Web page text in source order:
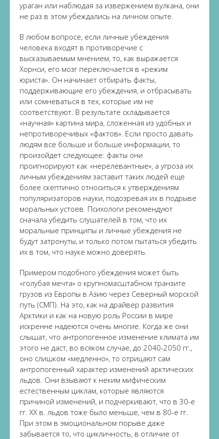
ураган или наблюдая за извержением вулкана, они
не раз в этом убеждались на личном опыте.
В любом вопросе, если личные убеждения
человека входят в противоречие с
высказываемым мнением, то, как выражается
Хорнси, его мозг переключается в «режим
юриста». Он начинает отбирать факты,
поддерживающие его убеждения, и отбрасывать
или сомневаться в тех, которые им не
соответствуют. В результате складывается
«научная» картина мира, сложенная из удобных и
непротиворечивых «фактов». Если просто давать
людям все больше и больше информации, то
произойдет следующее: факты они
проигнорируют как «нерелевантные», а угроза их
личным убеждениям заставит таких людей еще
более скептично относиться к утверждениям
популяризаторов науки, подозревая их в подрыве
моральных устоев. Психологи рекомендуют
сначала убедить слушателей в том, что их
моральные принципы и личные убеждения не
будут затронуты, и только потом пытаться убедить
их в том, что науке можно доверять.
Примером подобного убеждения может быть
«голубая мечта» о крупномасштабном транзите
грузов из Европы в Азию через Северный морской
путь (СМП). На это, как на драйвер развития
Арктики и как на новую роль России в мире
искренне надеются очень многие. Когда же они
слышат, что антропогенное изменение климата им
этого не даст, во всяком случае, до 2040-2050 гг.,
оно слишком «медленно», то отрицают сам
антропогенный характер изменений арктических
льдов. Они взывают к неким мифическим
естественным циклам, которые являются
причиной изменений, и подчеркивают, что в 30-е
гг. XX в. льдов тоже было меньше, чем в 80-е гг.
При этом в эмоциональном порыве даже
забывается то, что цикличность, в отличие от